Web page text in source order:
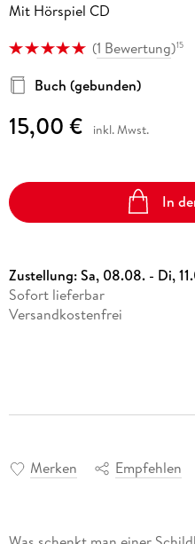
Mit Hörspiel CD
(1 Bewertung)15
Buch (gebunden)
15,00 € inkl. Mwst.
In
Zustellung:Sa, 08.08. - Di,
Sofort lieferbar
Versandkostenfrei
Merken Empfehlen